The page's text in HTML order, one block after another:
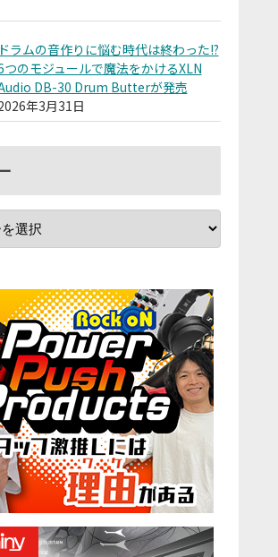
ドラムの音作りに悩む時代は終わった!?
つのモジュールで魔法をかけるXLN
DB-30 Drum Butterが発売
年3月31日